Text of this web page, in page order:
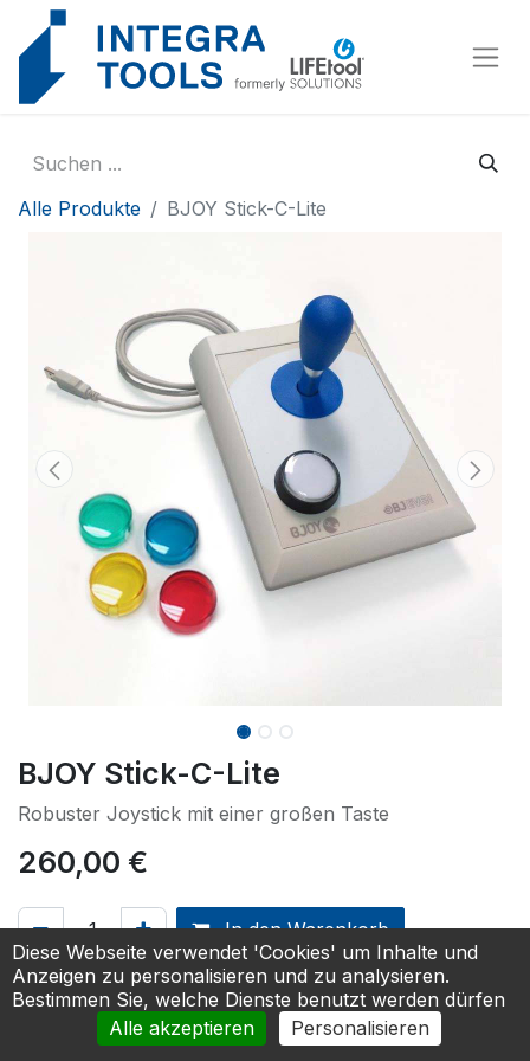
Alle Produkte BJOY Stick-C-Lite
BJOY Stick-C-Lite
Robuster Joystick mit einer großen Taste
260,00 €
In den Warenkorb
Zur Anfrage hinzufügen
Cookie-Einstellungen
Diese Webseite verwendet 'Cookies' um Inhalte und
Anzeigen zu personalisieren und zu analysieren.
Bestimmen Sie, welche Dienste benutzt werden dürfen
Alle akzeptieren
Personalisieren